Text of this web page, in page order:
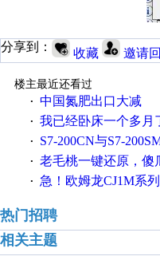
分享到： 收藏 邀请
楼主最近还看过
· 中国氮肥出口大减
· 我已经卧床一个多月了，是出去安装机械手在高速遭遇车
· S7-200CN与S7-
· 老毛桃一键还原，傻瓜式操作一键轻松备份还原；程序为向导式安装
· 急！欧姆龙CJ1M系列PLC,如何用时间控制变频器。要求时间在组
热门招聘
相关主题